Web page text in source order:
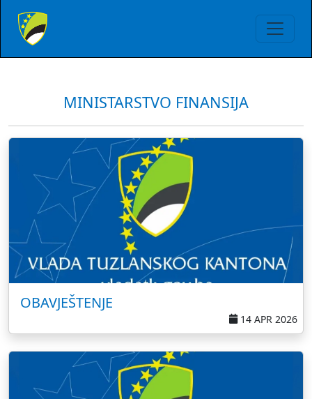
MINISTARSTVO FINANSIJA
OBAVJEŠTENJE
14 APR 2026